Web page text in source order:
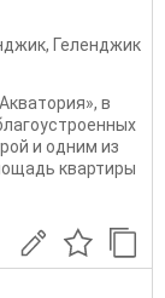
, Геленджик
в
и одним из
квартиры